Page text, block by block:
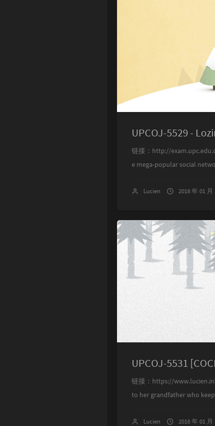
UPCOJ-5529 -
链接：http://
e mega-popular social
Lucien 2018 年 01 月
UPCOJ-5531
链接：https://
to her grandfather who
Lucien 2018 年 01 月